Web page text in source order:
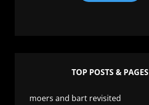
TOP POSTS & PAGES
moers and bart revisited